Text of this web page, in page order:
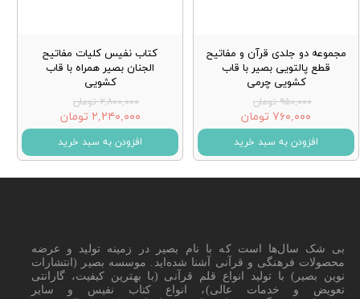
مجموعه دو جلدی قرآن و مفاتیح
قطع پالتویی بصیر با قاب
کشویی چرمی
۹۵۰,۰۰۰ تومان
۷۶۰,۰۰۰ تومان
افزودن به سبد خرید
کتاب نفیس کلیات مفاتیح
الجنان بصیر همراه با قاب
کشویی
۲,۸۰۰,۰۰۰ تومان
۲,۲۴۰,۰۰۰ تومان
افزودن به سبد خرید
بی شک سال‌ها است که با نام بصیر در زمینه تولید و عرضه
محصولات فرهنگی و قرآنی آشنا شده‌اید. موسسه بصیر (انتشارات
نوین بصیر) با تولید انواع قلم قرآنی (با بهترین کیفیت، گارانتی
تعویض و خدمات عالی)، انواع کتاب نفیس و سایر